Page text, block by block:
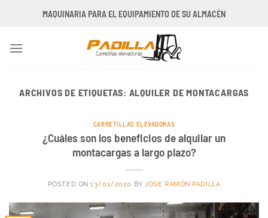
MAQUINARIA PARA EL EQUIPAMIENTO DE SU ALMACÉN
ARCHIVOS DE ETIQUETAS: ALQUILER DE MONTACARGAS
CARRETILLAS ELEVADORAS
¿Cuáles son los beneficios de alquilar un
montacargas a largo plazo?
POSTED ON13/01/2020 BY JOSE RAMÓN PADILLA